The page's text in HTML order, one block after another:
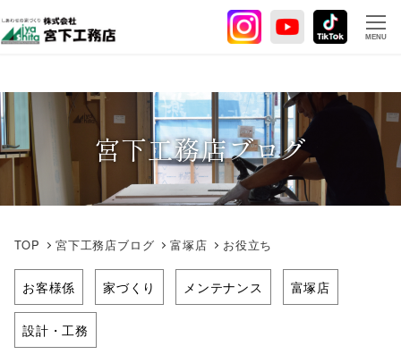
イ
ン
テ
ン
ツ
へ
移
MENU
宮下工務店ブログ
TOP 宮下工務店ブログ 富塚店 お役立ち
お客様係 家づくり メンテナンス 富塚店
設計・工務